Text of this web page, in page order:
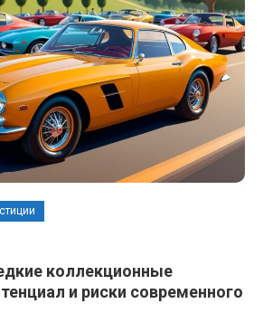
коллекционные
и риски современного